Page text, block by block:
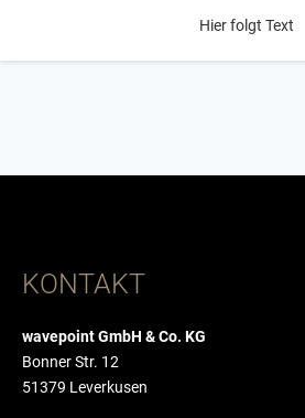
Hier folgt Text
KONTAKT
wavepoint GmbH & Co. KG
Bonner Str. 12
51379 Leverkusen